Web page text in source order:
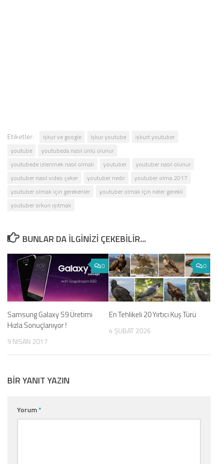
Etiketler: işkur ve google işkur youtube
işkurt youtuber
youtube
youtubeda nasıl ünlü olunur
youtubede izlenmek nasıl olmalı
youtuber
youtuber nasıl olunur
youtuber nasıl video çeker
youtuber nedir
youtuber olma 2017
youtuber olmak için gerekenler
youtuber olmak için neler gerekli
youtuber orkun ışıtmak
BUNLAR DA ILGINIZI ÇEKEBILIR...
0
Samsung Galaxy S9 Üretimi
Hızla Sonuçlanıyor !
9 NISAN 2017
0
En Tehlikeli 20 Yırtıcı Kuş Türü
4 ŞUBAT 2026
BIR YANIT YAZIN
Yorum*